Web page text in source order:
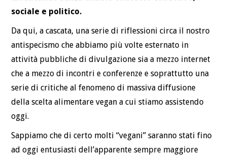
sociale e politico.
Da qui, a cascata, una serie di riflessioni circa il nostro
antispecismo che abbiamo più volte esternato in
attività pubbliche di divulgazione sia a mezzo internet
che a mezzo di incontri e conferenze e soprattutto una
serie di critiche al fenomeno di massiva diffusione
della scelta alimentare vegan a cui stiamo assistendo
oggi.
Sappiamo che di certo molti “vegani” saranno stati fino
ad oggi entusiasti dell’apparente sempre maggiore